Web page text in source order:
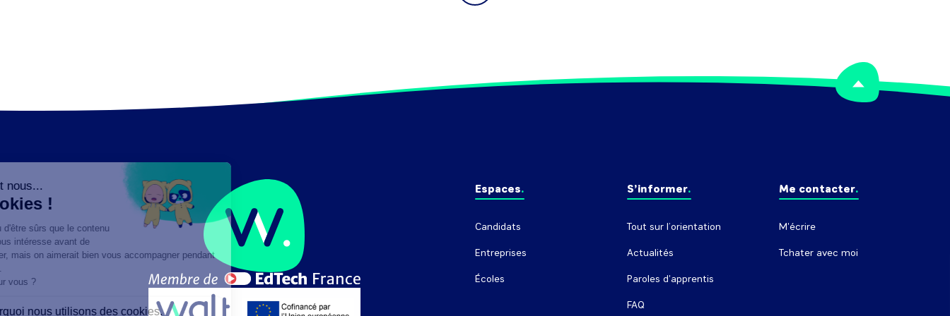
Espaces
Candidats
Entreprises
Écoles
S’informer
Tout sur l’orientation
Actualités
Paroles d'apprentis
FAQ
Me contacter
M'écrire
Tchater avec moi